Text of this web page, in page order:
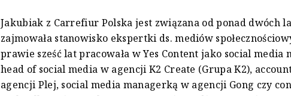
Jakubiak z Carrefiur Polska jest związana od ponad dwóch
zajmowała stanowisko ekspertki ds. mediów
prawie sześć lat pracowała w Yes Content jako social media
head of social media w agencji K2 Create (Grupa K2),
agencji Plej, social media managerką w agencji Gong czy